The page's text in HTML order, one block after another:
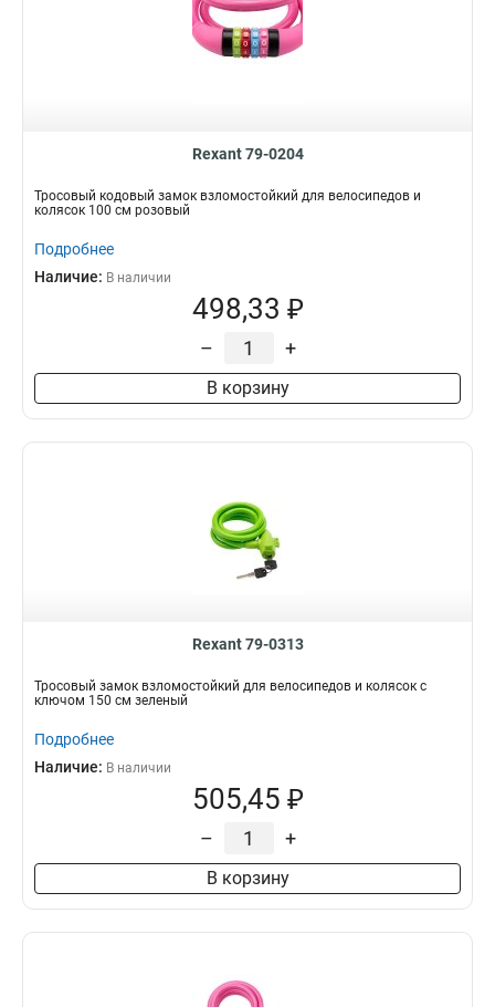
Rexant 79-0204
Тросовый кодовый замок взломостойкий для велосипедов и
колясок 100 см розовый
Подробнее
Наличие: В наличии
498,33 ₽
– +
В корзину
Rexant 79-0313
Тросовый замок взломостойкий для велосипедов и колясок с
ключом 150 см зеленый
Подробнее
Наличие: В наличии
505,45 ₽
– +
В корзину